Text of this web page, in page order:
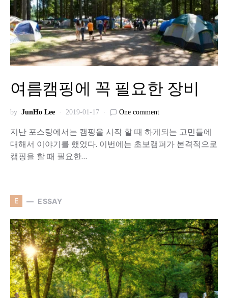
여름캠핑에 꼭 필요한 장비
by JunHo Lee 2019-01-17 One comment
지난 포스팅에서는 캠핑을 시작 할 때 하게되는 고민들에
대해서 이야기를 했었다. 이번에는 초보캠퍼가 본격적으로
캠핑을 할 때 필요한…
E ESSAY